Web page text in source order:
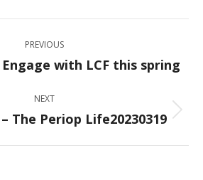
X
LinkedInWhatsApp
PREVIOUS
Previous
Engage with LCF this spring
NEXT
Next
The Periop Life20230319